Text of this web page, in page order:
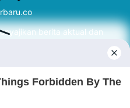
berita aktual dan
dari sumber yang tepat.